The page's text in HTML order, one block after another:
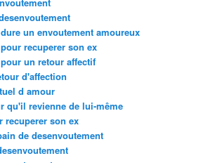
un envoutement amoureux
recuperer son ex
un retour affectif
d'affection
d amour
qu'il revienne de lui-même
recuperer son ex
de desenvoutement